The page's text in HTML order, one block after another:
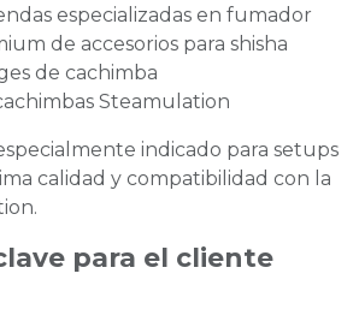
especializadas en fumador
de accesorios para shisha
de cachimba
Steamulation
indicado para setups
calidad y compatibilidad con la
para el cliente